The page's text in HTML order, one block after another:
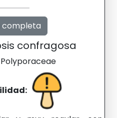
completa
confragosa
Polyporaceae